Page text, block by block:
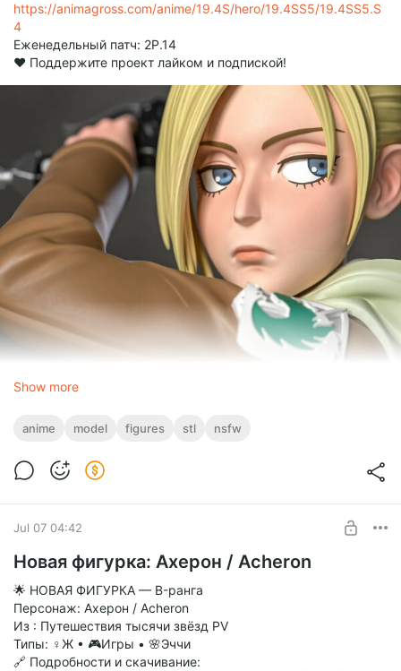
https://animagross.com/anime/19.4S/hero/19.4SS5/19.4SS5.S
4
Еженедельный патч: 2P.14
❤️ Поддержите проект лайком и подпиской!
Show more
anime model figures stl nsfw
Jul 07 04:42
Новая фигурка: Ахерон / Acheron
🌟 НОВАЯ ФИГУРКА — B-ранга
Персонаж: Ахерон / Acheron
Из : Путешествия тысячи звёзд PV
Типы: ♀Ж • 🎮Игры • 🌸Эччи
🔗 Подробности и скачивание: